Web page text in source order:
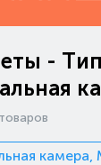
-
камера,